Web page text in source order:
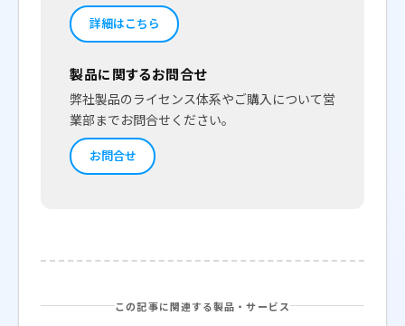
詳細はこちら
製品に関するお問合せ
弊社製品のライセンス体系やご購入について営
業部までお問合せください。
お問合せ
この記事に関連する製品・サービス